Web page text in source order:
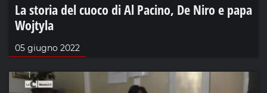
La storia del cuoco di Al Pacino, De Niro e papa
Wojtyla
05 giugno 2022